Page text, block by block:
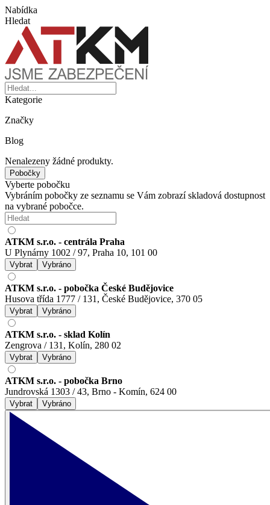
Nabídka
Hledat
Kategorie
Značky
Blog
Nenalezeny žádné produkty.
Pobočky
Vyberte pobočku
Vybráním pobočky ze seznamu se Vám zobrazí skladová dostupnost
na vybrané pobočce.
ATKM s.r.o. - centrála Praha
U Plynárny 1002 / 97, Praha 10, 101 00
Vybrat Vybráno
ATKM s.r.o. - pobočka České Budějovice
Husova třída 1777 / 131, České Budějovice, 370 05
Vybrat Vybráno
ATKM s.r.o. - sklad Kolín
Zengrova / 131, Kolín, 280 02
Vybrat Vybráno
ATKM s.r.o. - pobočka Brno
Jundrovská 1303 / 43, Brno - Komín, 624 00
Vybrat Vybráno